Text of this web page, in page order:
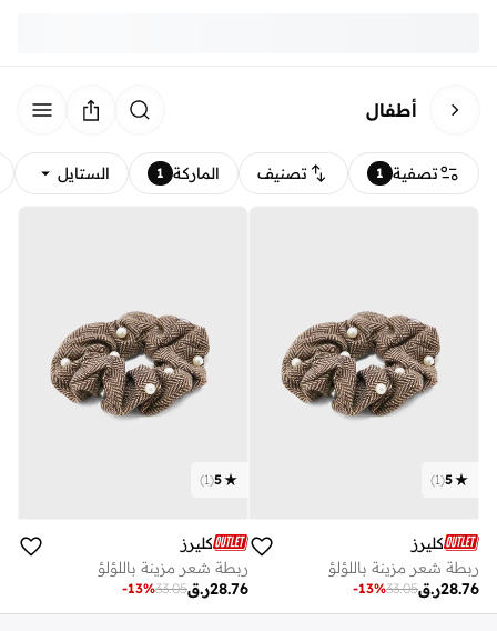
أطفال
تصفية 1 تصنيف الماركة 1 الستايل
5
(
1
)
كليرز
ربطة شعر مزينة باللؤلؤ
ر.ق28.76
33.05
-13%
5
(
1
)
كليرز
ربطة شعر مزينة باللؤلؤ
ر.ق28.76
33.05
-13%